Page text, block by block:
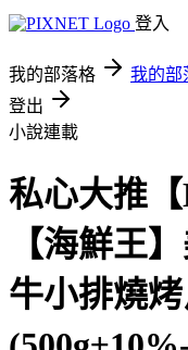
登入
我的部落格 我的部
登出
小說連載
私心大推
【海鮮王
牛小排燒